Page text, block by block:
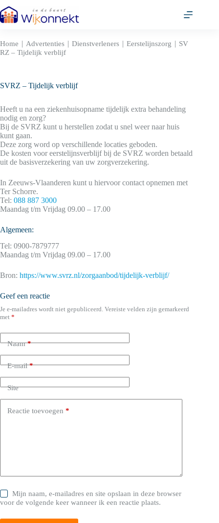
naar
de
Home | Advertenties | Dienstverleners | Eerstelijnszorg | SV
RZ – Tijdelijk verblijf
SVRZ – Tijdelijk verblijf
Heeft u na een ziekenhuisopname tijdelijk extra behandeling
nodig en zorg?
Bij de SVRZ kunt u herstellen zodat u snel weer naar huis
kunt gaan.
Deze zorg word op verschillende locaties geboden.
De kosten voor eerstelijnsverblijf bij de SVRZ worden betaald
uit de basisverzekering van uw zorgverzekering.
In Zeeuws-Vlaanderen kunt u hiervoor contact opnemen met
Ter Schorre.
Tel: 088 887 3000
Maandag t/m Vrijdag 09.00 – 17.00
Algemeen:
Tel: 0900-7879777
Maandag t/m Vrijdag 09.00 – 17.00
Bron: https://www.svrz.nl/zorgaanbod/tijdelijk-verblijf/
Geef een reactie
Je e-mailadres wordt niet gepubliceerd. Vereiste velden zijn gemarkeerd
met *
Naam*
E-mail*
Site
Reactie toevoegen *
Mijn naam, e-mailadres en site opslaan in deze browser
voor de volgende keer wanneer ik een reactie plaats.